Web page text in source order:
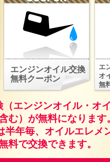
エンジンオイル交換
無料クーポン
エ
オ
無
エンジンオイル・オ
む）が無料になります
半年毎、オイルエレメ
料で交換できます。